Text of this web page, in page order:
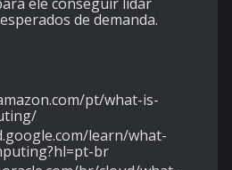
de demanda.
pt/what-is-
learn/what-
br